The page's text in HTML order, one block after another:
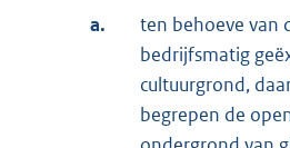
a.
ten behoeve van
bedrijfsmatig
cultuurgrond,
begrepen de